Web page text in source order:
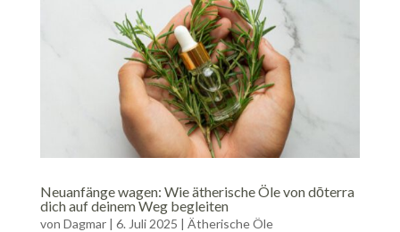
Neuanfänge wagen: Wie ätherische Öle von dōterra
dich auf deinem Weg begleiten
von Dagmar| 6. Juli 2025 | Ätherische Öle